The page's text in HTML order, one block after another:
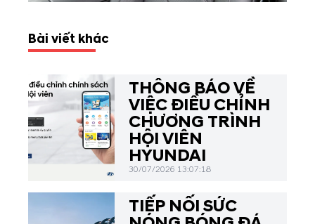
Bài viết khác
THÔNG BÁO VỀ
VIỆC ĐIỀU CHỈNH
CHƯƠNG TRÌNH
HỘI VIÊN
HYUNDAI
30/07/2026 13:07:18
TIẾP NỐI SỨC